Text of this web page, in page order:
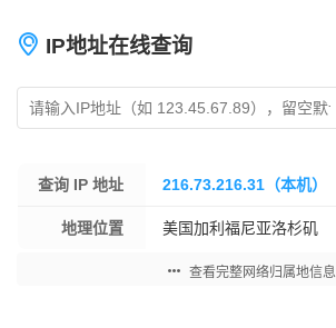
网站导航
IP地址在线查询
查询 IP 地址 216.73.216.31（本机）
地理位置 美国加利福尼亚洛杉矶
查看完整网络归属地信息